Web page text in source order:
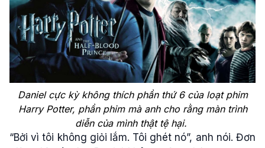
Daniel cực kỳ không thích phần thứ 6 của loạt phim
Harry Potter, phần phim mà anh cho rằng màn trình
diễn của mình thật tệ hại.
“Bởi vì tôi không giỏi lắm. Tôi ghét nó”, anh nói. Đơn